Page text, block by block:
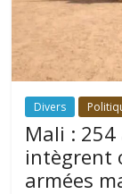
Divers
Mali :
intègrent
armées